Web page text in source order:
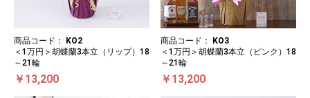
商品コード：
KO2
＜1万円＞胡蝶蘭3本立（リップ）18
～21輪
￥13,200
商品コード：
KO3
＜1万円＞胡蝶蘭3本立（ピンク）18
～21輪
￥13,200